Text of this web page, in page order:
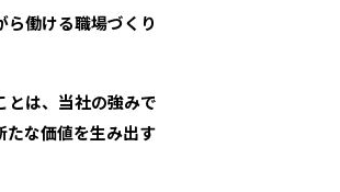
働ける職場づくり
とは、当社の強みで
たな価値を生み出す